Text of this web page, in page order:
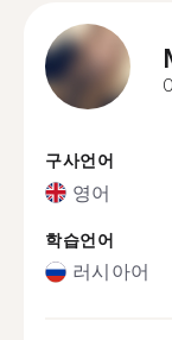
구사언어
영어
학습언어
러시아어